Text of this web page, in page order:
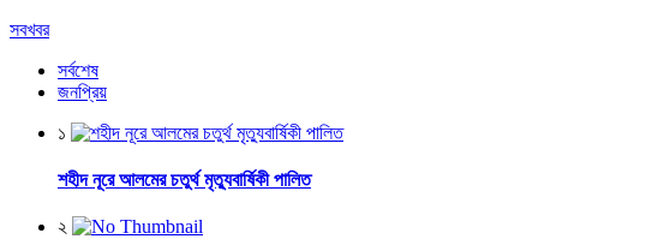
সবখবর
সর্বশেষ
জনপ্রিয়
১
শহীদ নূরে আলমের চতুর্থ মৃত্যুবার্ষিকী পালিত
২